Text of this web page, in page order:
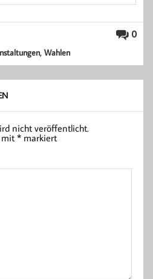
0
,Wahlen
nicht veröffentlicht.
mit* markiert